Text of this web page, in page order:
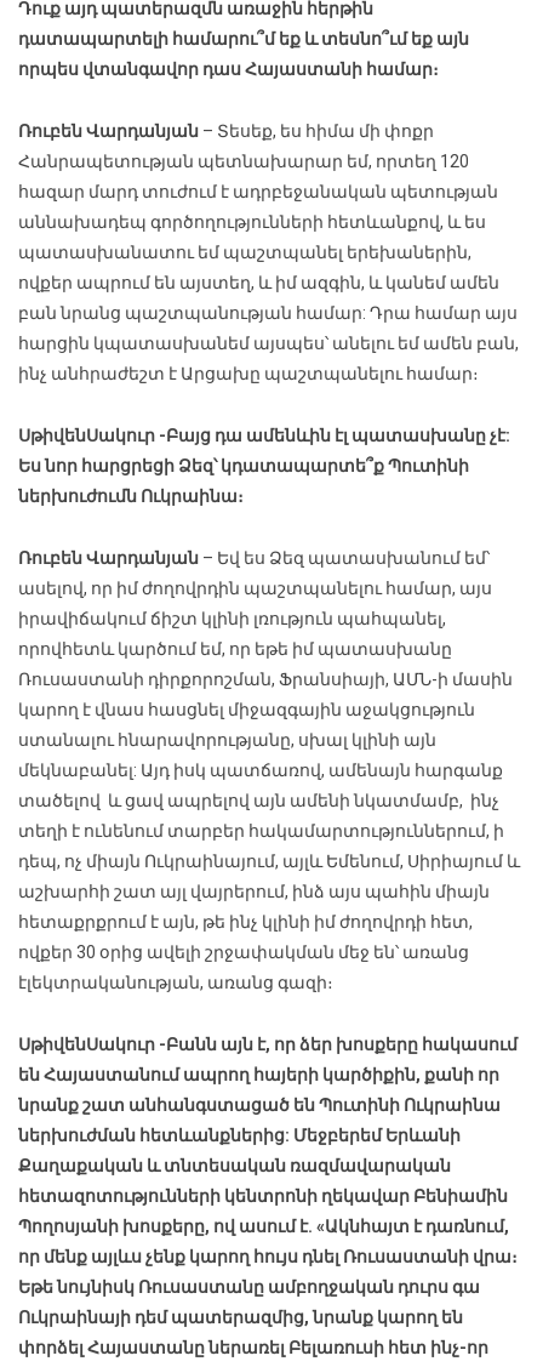
Դուք այդ պատերազմն առաջին հերթին
դատապարտելի համարու՞մ եք և տեսնո՞ւմ եք այն
որպես վտանգավոր դաս Հայաստանի համար։
Ռուբեն Վարդանյան – Տեսեք, ես հիմա մի փոքր
Հանրապետության պետնախարար եմ, որտեղ 120
հազար մարդ տուժում է ադրբեջանական պետության
աննախադեպ գործողությունների հետևանքով, և ես
պատասխանատու եմ պաշտպանել երեխաներին,
ովքեր ապրում են այստեղ, և իմ ազգին, և կանեմ ամեն
բան նրանց պաշտպանության համար: Դրա համար այս
հարցին կպատասխանեմ այսպես՝ անելու եմ ամեն բան,
ինչ անհրաժեշտ է Արցախը պաշտպանելու համար։
ՍթիվենՍակուր -Բայց դա ամենևին էլ պատասխանը չէ:
Ես նոր հարցրեցի Ձեզ՝ կդատապարտե՞ք Պուտինի
ներխուժումն Ուկրաինա։
Ռուբեն Վարդանյան – Եվ ես Ձեզ պատասխանում եմ՝
ասելով, որ իմ ժողովրդին պաշտպանելու համար, այս
իրավիճակում ճիշտ կլինի լռություն պահպանել,
որովհետև կարծում եմ, որ եթե իմ պատասխանը
Ռուսաստանի դիրքորոշման, Ֆրանսիայի, ԱՄՆ-ի մասին
կարող է վնաս հասցնել միջազգային աջակցություն
ստանալու հնարավորությանը, սխալ կլինի այն
մեկնաբանել: Այդ իսկ պատճառով, ամենայն հարգանք
տածելով և ցավ ապրելով այն ամենի նկատմամբ, ինչ
տեղի է ունենում տարբեր հակամարտություններում, ի
դեպ, ոչ միայն Ուկրաինայում, այլև Եմենում, Սիրիայում և
աշխարհի շատ այլ վայրերում, ինձ այս պահին միայն
հետաքրքրում է այն, թե ինչ կլինի իմ ժողովրդի հետ,
ովքեր 30 օրից ավելի շրջափակման մեջ են՝ առանց
էլեկտրականության, առանց գազի։
ՍթիվենՍակուր -Բանն այն է, որ ձեր խոսքերը հակասում
են Հայաստանում ապրող հայերի կարծիքին, քանի որ
նրանք շատ անհանգստացած են Պուտինի Ուկրաինա
ներխուժման հետևանքներից: Մեջբերեմ Երևանի
Քաղաքական և տնտեսական ռազմավարական
հետազոտությունների կենտրոնի ղեկավար Բենիամին
Պողոսյանի խոսքերը, ով ասում է. «Ակնհայտ է դառնում,
որ մենք այլևս չենք կարող հույս դնել Ռուսաստանի վրա։
Եթե նույնիսկ Ռուսաստանը ամբողջական դուրս գա
Ուկրաինայի դեմ պատերազմից, նրանք կարող են
փորձել Հայաստանը ներառել Բելառուսի հետ ինչ-որ